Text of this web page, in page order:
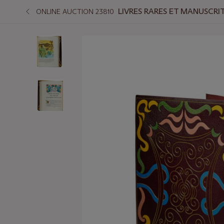
ONLINE AUCTION 23810 LIVRES RARES ET